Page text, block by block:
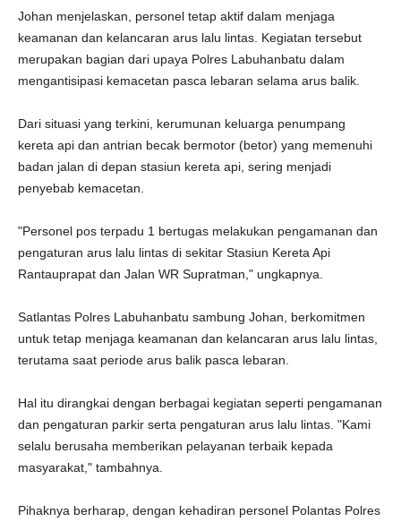
Johan menjelaskan, personel tetap aktif dalam menjaga
keamanan dan kelancaran arus lalu lintas. Kegiatan tersebut
merupakan bagian dari upaya Polres Labuhanbatu dalam
mengantisipasi kemacetan pasca lebaran selama arus balik.
Dari situasi yang terkini, kerumunan keluarga penumpang
kereta api dan antrian becak bermotor (betor) yang memenuhi
badan jalan di depan stasiun kereta api, sering menjadi
penyebab kemacetan.
"Personel pos terpadu 1 bertugas melakukan pengamanan dan
pengaturan arus lalu lintas di sekitar Stasiun Kereta Api
Rantauprapat dan Jalan WR Supratman," ungkapnya.
Satlantas Polres Labuhanbatu sambung Johan, berkomitmen
untuk tetap menjaga keamanan dan kelancaran arus lalu lintas,
terutama saat periode arus balik pasca lebaran.
Hal itu dirangkai dengan berbagai kegiatan seperti pengamanan
dan pengaturan parkir serta pengaturan arus lalu lintas. "Kami
selalu berusaha memberikan pelayanan terbaik kepada
masyarakat," tambahnya.
Pihaknya berharap, dengan kehadiran personel Polantas Polres